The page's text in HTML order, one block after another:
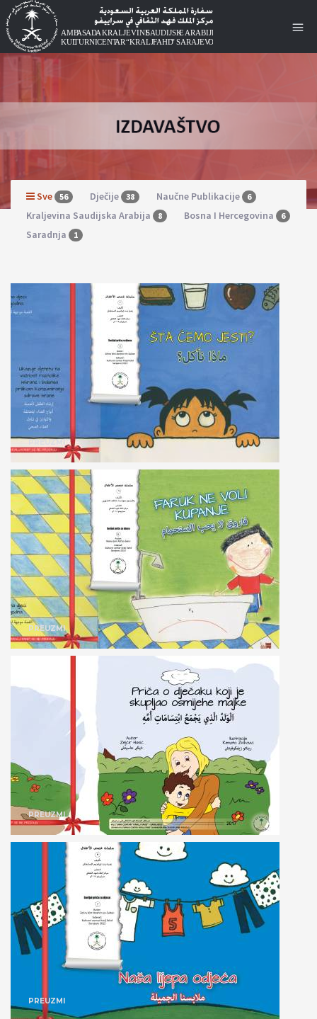
Sve 56 Dječije 38 Naučne Publikacije 6
Kraljevina Saudijska Arabija 8 Bosna I Hercegovina 6
Saradnja 1
PREUZMI
PREUZMI
PREUZMI
PREUZMI